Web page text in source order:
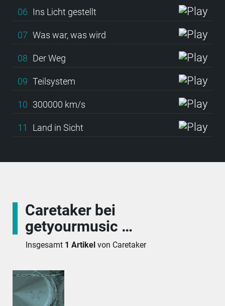
06 Ins Licht gestellt
07 Was war, was wird
08 Der Weg
09 Teilsystem
10 300000 km/s
11 Land in Sicht
Caretaker bei
getyourmusic …
Insgesamt 1 Artikel von Caretaker